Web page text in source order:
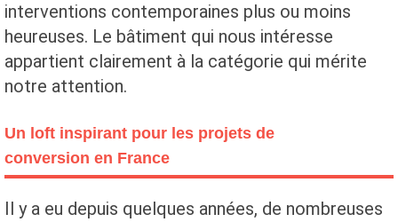
interventions contemporaines plus ou moins
heureuses. Le bâtiment qui nous intéresse
appartient clairement à la catégorie qui mérite
notre attention.
Un loft inspirant pour les projets de
conversion en France
Il y a eu depuis quelques années, de nombreuses